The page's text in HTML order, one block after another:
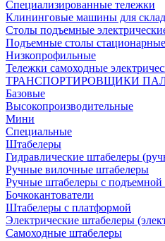
Специализированные тележки
Клининговые машины для
Столы подъемные
Подъемные столы стационарные
Низкопрофильные
Тележки самоходные
ТРАНСПОРТИРОВЩИКИ
Базовые
Высокопроизводительные
Мини
Специальные
Штабелеры
Гидравлические штабелеры
Ручные вилочные штабелеры
Ручные штабелеры с подъемной
Бочкокантователи
Штабелеры с платформой
Электрические штабелеры
Самоходные штабелеры